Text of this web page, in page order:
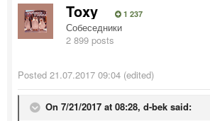
Toxy 1 237
Собеседники
2 899 posts
Posted 21.07.2017 09:04 (edited)
On 7/21/2017 at 08:28, d-bek said: